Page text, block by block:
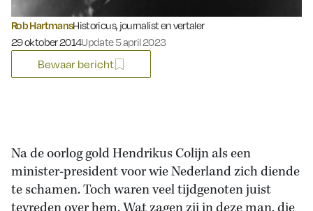
Rob HartmansHistoricus, journalist en vertaler
Gepubliceerd op:
29 oktober 2014Update 5 april 2023
Bewaar bericht
Na de oorlog gold Hendrikus Colijn als een
minister-president voor wie Nederland zich diende
te schamen. Toch waren veel tijdgenoten juist